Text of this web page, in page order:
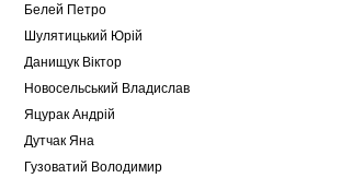
Белей Петро
Шулятицький Юрій
Данищук Віктор
Новосельський Владислав
Яцурак Андрій
Дутчак Яна
Гузоватий Володимир